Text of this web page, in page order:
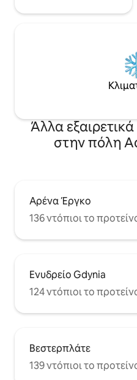
Άλλα
στην πόλη
Αρένα Έργκο
136 ντόπιοι το
Ενυδρείο Gdynia
124 ντόπιοι το
Βεστερπλάτε
139 ντόπιοι το